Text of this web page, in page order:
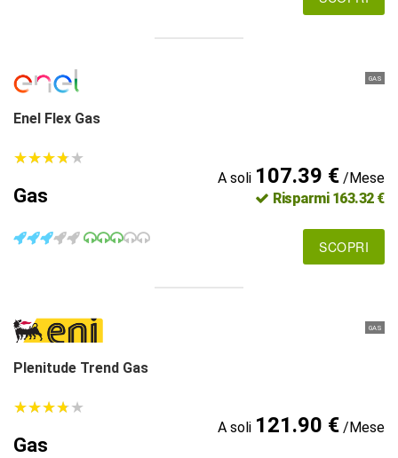
GAS
Enel Flex Gas
★★★★★
★★★★★
Gas
A soli 107.39 €/Mese
Risparmi 163.32 €
SCOPRI
GAS
Plenitude Trend Gas
★★★★★
★★★★★
Gas
A soli 121.90 €/Mese